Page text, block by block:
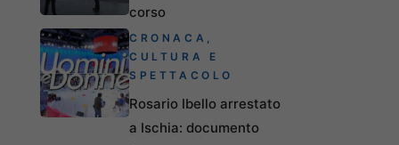
corso
CRONACA
CULTURA E
SPETTACOLO
Rosario Ibello arrestato
a Ischia: documento